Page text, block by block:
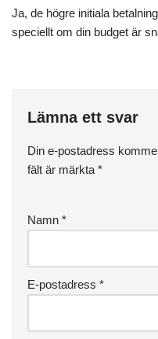
Ja, de högre initiala
speciellt om din budget är
Lämna ett svar
Din e-postadress
fält är märkta *
Namn *
E-postadress *